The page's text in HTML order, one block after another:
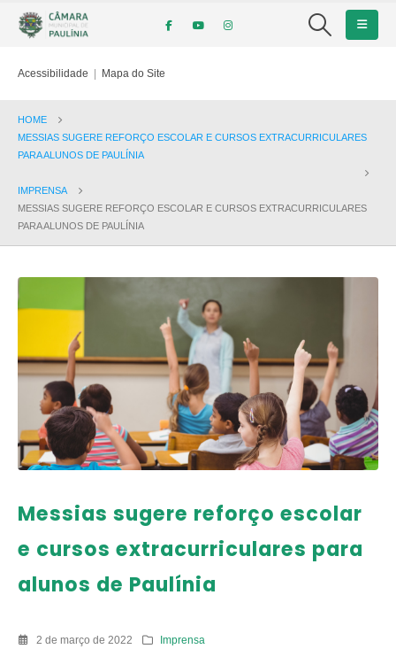
Acessibilidade | Mapa do Site
HOME
MESSIAS SUGERE REFORÇO ESCOLAR E CURSOS EXTRACURRICULARES
PARA ALUNOS DE PAULÍNIA
IMPRENSA
MESSIAS SUGERE REFORÇO ESCOLAR E CURSOS EXTRACURRICULARES
PARA ALUNOS DE PAULÍNIA
Messias sugere reforço escolar
e cursos extracurriculares para
alunos de Paulínia
2 de março de 2022
Imprensa